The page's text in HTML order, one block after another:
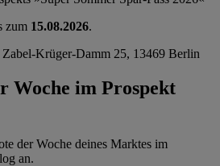
zum 15.08.2026.
Krüger-Damm 25, 13469 Berlin
Woche im Prospekt
der Woche deines Marktes im
an.